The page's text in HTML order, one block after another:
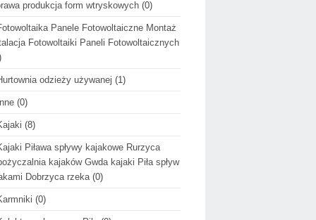
produkcja form wtryskowych (0)
Panele Fotowoltaiczne Montaż
Fotowoltaiki Paneli Fotowoltaicznych
odzieży używanej (1)
(0)
(8)
Piława spływy kajakowe Rurzyca
kajaków Gwda kajaki Piła spływ
Dobrzyca rzeka(0)
(0)